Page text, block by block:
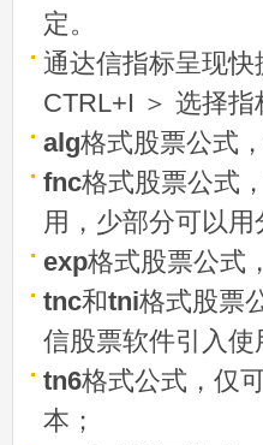
定。
通达信指标呈现
CTRL+I ＞ 选择指
alg格式股票公式
fnc格式股票公式
用，少部分可以
exp格式股票公式
tnc和tni格式股票
信股票软件引入使
tn6格式公式，仅
本；